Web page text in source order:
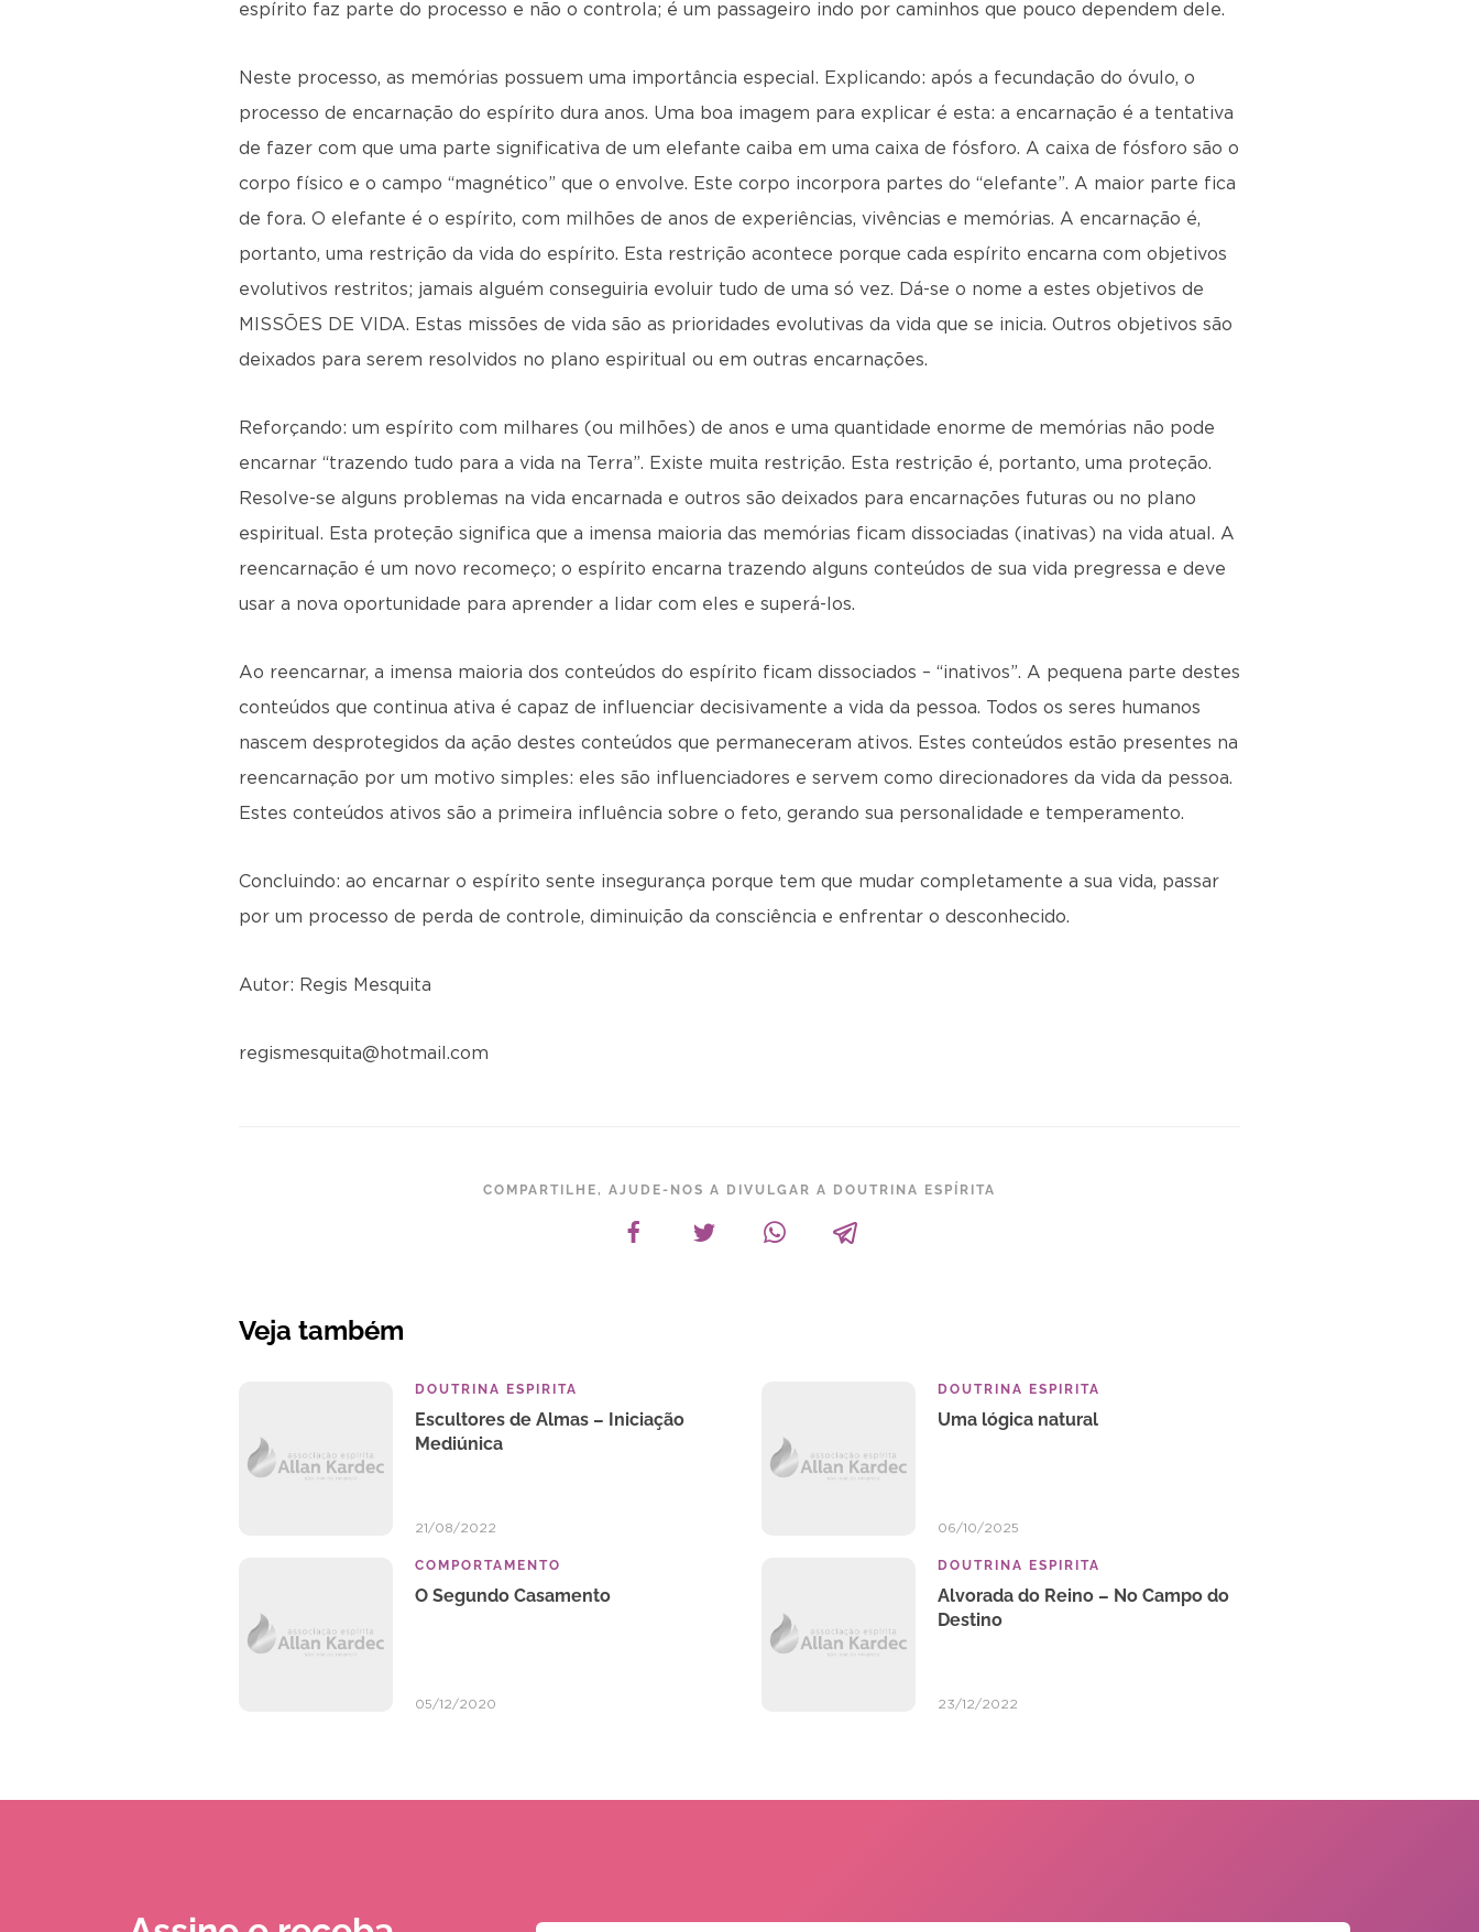
espírito faz parte do processo e não o controla; é um passageiro indo por caminhos que pouco dependem dele.
Neste processo, as memórias possuem uma importância especial. Explicando: após a fecundação do óvulo, o
processo de encarnação do espírito dura anos. Uma boa imagem para explicar é esta: a encarnação é a tentativa
de fazer com que uma parte significativa de um elefante caiba em uma caixa de fósforo. A caixa de fósforo são o
corpo físico e o campo “magnético” que o envolve. Este corpo incorpora partes do “elefante”. A maior parte fica
de fora. O elefante é o espírito, com milhões de anos de experiências, vivências e memórias. A encarnação é,
portanto, uma restrição da vida do espírito. Esta restrição acontece porque cada espírito encarna com objetivos
evolutivos restritos; jamais alguém conseguiria evoluir tudo de uma só vez. Dá-se o nome a estes objetivos de
MISSÕES DE VIDA. Estas missões de vida são as prioridades evolutivas da vida que se inicia. Outros objetivos são
deixados para serem resolvidos no plano espiritual ou em outras encarnações.
Reforçando: um espírito com milhares (ou milhões) de anos e uma quantidade enorme de memórias não pode
encarnar “trazendo tudo para a vida na Terra”. Existe muita restrição. Esta restrição é, portanto, uma proteção.
Resolve-se alguns problemas na vida encarnada e outros são deixados para encarnações futuras ou no plano
espiritual. Esta proteção significa que a imensa maioria das memórias ficam dissociadas (inativas) na vida atual. A
reencarnação é um novo recomeço; o espírito encarna trazendo alguns conteúdos de sua vida pregressa e deve
usar a nova oportunidade para aprender a lidar com eles e superá-los.
Ao reencarnar, a imensa maioria dos conteúdos do espírito ficam dissociados – “inativos”. A pequena parte destes
conteúdos que continua ativa é capaz de influenciar decisivamente a vida da pessoa. Todos os seres humanos
nascem desprotegidos da ação destes conteúdos que permaneceram ativos. Estes conteúdos estão presentes na
reencarnação por um motivo simples: eles são influenciadores e servem como direcionadores da vida da pessoa.
Estes conteúdos ativos são a primeira influência sobre o feto, gerando sua personalidade e temperamento.
Concluindo: ao encarnar o espírito sente insegurança porque tem que mudar completamente a sua vida, passar
por um processo de perda de controle, diminuição da consciência e enfrentar o desconhecido.
Autor: Regis Mesquita
regismesquita@hotmail.com
COMPARTILHE, AJUDE-NOS A DIVULGAR A DOUTRINA ESPÍRITA
Veja também
DOUTRINA ESPIRITA
Escultores de Almas – Iniciação
Mediúnica
21/08/2022
DOUTRINA ESPIRITA
Uma lógica natural
06/10/2025
COMPORTAMENTO
O Segundo Casamento
05/12/2020
DOUTRINA ESPIRITA
Alvorada do Reino – No Campo do
Destino
23/12/2022